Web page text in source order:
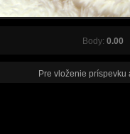
Body: 0.00
Pre vloženie